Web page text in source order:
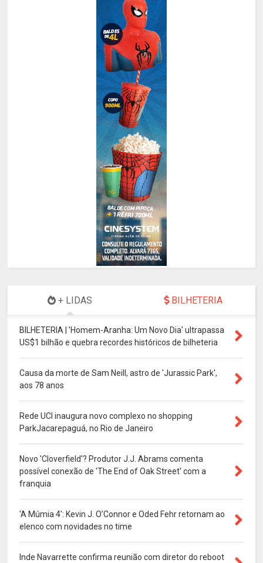
+ LIDAS BILHETERIA
BILHETERIA | 'Homem-Aranha: Um Novo Dia' ultrapassa
US$1 bilhão e quebra recordes históricos de bilheteria
Causa da morte de Sam Neill, astro de 'Jurassic Park',
aos 78 anos
Rede UCI inaugura novo complexo no shopping
ParkJacarepaguá, no Rio de Janeiro
Novo 'Cloverfield'? Produtor J.J. Abrams comenta
possível conexão de 'The End of Oak Street' com a
franquia
'A Múmia 4': Kevin J. O’Connor e Oded Fehr retornam ao
elenco com novidades no time
Inde Navarrette confirma reunião com diretor do reboot